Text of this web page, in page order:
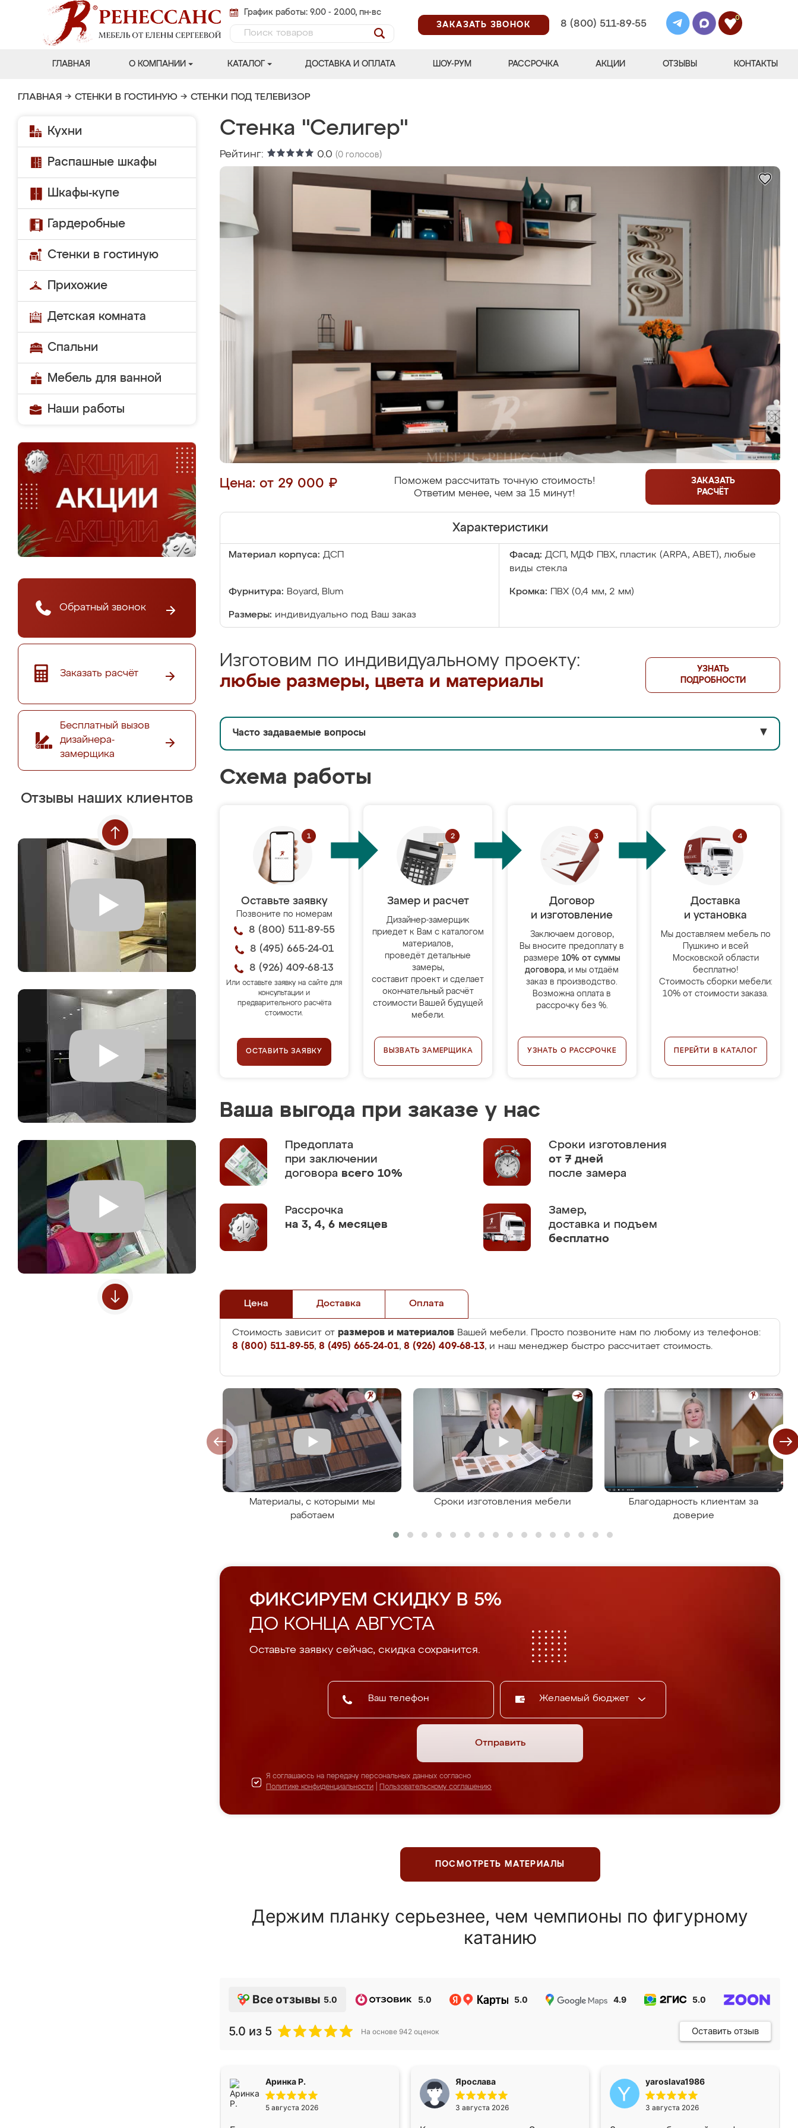
График работы: 9.00 - 20.00, пн-вс
ЗАКАЗАТЬ ЗВОНОК
8 (800) 511-89-55
0
ГЛАВНАЯ О КОМПАНИИ КАТАЛОГ ДОСТАВКА И ОПЛАТА ШОУ-РУМ РАССРОЧКА АКЦИИ ОТЗЫВЫ КОНТАКТЫ
ГЛАВНАЯ → СТЕНКИ В ГОСТИНУЮ → СТЕНКИ ПОД ТЕЛЕВИЗОР
Кухни
Распашные шкафы
Шкафы-купе
Гардеробные
Стенки в гостиную
Прихожие
Детская комната
Спальни
Мебель для ванной
Наши работы
Обратный звонок
Заказать расчёт
Бесплатный вызов
дизайнера-
замерщика
Отзывы наших клиентов
Стенка "Селигер"
Рейтинг: 0.0 (0 голосов)
Цена: от 29 000 ₽
Поможем рассчитать точную стоимость!
Ответим менее, чем за 15 минут!
ЗАКАЗАТЬ
РАСЧЁТ
Характеристики
Материал корпуса: ДСП Фасад: ДСП, МДФ ПВХ, пластик (ARPA, ABET), любые
виды стекла
Фурнитура: Boyard, Blum Кромка: ПВХ (0,4 мм, 2 мм)
Размеры: индивидуально под Ваш заказ
Изготовим по индивидуальному проекту:
любые размеры, цвета и материалы
УЗНАТЬ
ПОДРОБНОСТИ
Часто задаваемые вопросы ▼
Схема работы
Оставьте заявку
Позвоните по номерам
8 (800) 511-89-55
8 (495) 665-24-01
8 (926) 409-68-13
Или оставьте заявку на сайте для
консультации и
предварительного расчёта
стоимости.
ОСТАВИТЬ ЗАЯВКУ
Замер и расчет
Дизайнер-замерщик
приедет к Вам с каталогом
материалов,
проведёт детальные
замеры,
составит проект и сделает
окончательный расчёт
стоимости Вашей будущей
мебели.
ВЫЗВАТЬ ЗАМЕРЩИКА
Договор
и изготовление
Заключаем договор,
Вы вносите предоплату в
размере 10% от суммы
договора, и мы отдаём
заказ в производство.
Возможна оплата в
рассрочку без %.
УЗНАТЬ О РАССРОЧКЕ
Доставка
и установка
Мы доставляем мебель по
Пушкино и всей
Московской области
бесплатно!
Стоимость сборки мебели:
10% от стоимости заказа.
ПЕРЕЙТИ В КАТАЛОГ
Ваша выгода при заказе у нас
Предоплата
при заключении
договора всего 10%
Сроки изготовления
от 7 дней
после замера
Рассрочка
на 3, 4, 6 месяцев
Замер,
доставка и подъем
бесплатно
Цена Доставка Оплата
Стоимость зависит от размеров и материалов Вашей мебели. Просто позвоните нам по любому из телефонов:
8 (800) 511-89-55, 8 (495) 665-24-01, 8 (926) 409-68-13, и наш менеджер быстро рассчитает стоимость.
Материалы, с которыми мы
работаем
Сроки изготовления мебели
Благодарность клиентам за
доверие
ФИКСИРУЕМ СКИДКУ В 5%
ДО КОНЦА АВГУСТА
Оставьте заявку сейчас, скидка сохранится.
Желаемый бюджет
Отправить
Я соглашаюсь на передачу персональных данных согласно
Политике конфиденциальности
Пользовательскому соглашению
ПОСМОТРЕТЬ МАТЕРИАЛЫ
Держим планку серьезнее, чем чемпионы по фигурному
катанию
Все отзывы 5.0 5.0 5.0 4.9 5.0
5.0 из 5 На основе 942 оценок Оставить отзыв
Аринка Р.
5 августа 2026
Ярослава
3 августа 2026
yaroslava1986
3 августа 2026